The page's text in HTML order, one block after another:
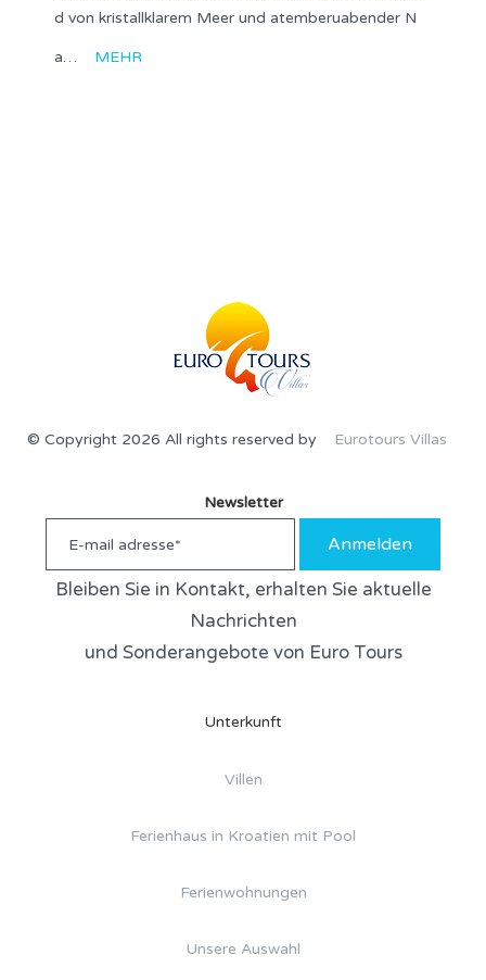
d von kristallklarem Meer und atemberuabender N
a… MEHR
© Copyright 2026 All rights reserved by Eurotours Villas
Newsletter
Anmelden
Bleiben Sie in Kontakt, erhalten Sie aktuelle
Nachrichten
und Sonderangebote von Euro Tours
Unterkunft
Villen
Ferienhaus in Kroatien mit Pool
Ferienwohnungen
Unsere Auswahl